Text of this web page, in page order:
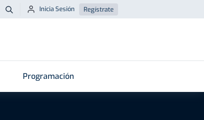
Buscar
Inicia Sesión Regístrate
Programación